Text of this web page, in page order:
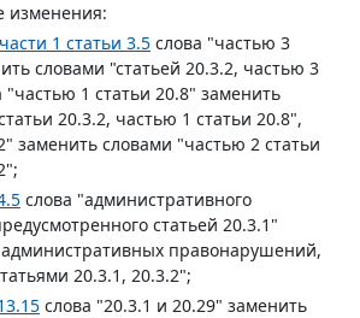
изменения:
1 статьи 3.5 слова "частью 3
словами "статьей 20.3.2, частью 3
"частью 1 статьи 20.8" заменить
20.3.2, частью 1 статьи 20.8",
заменить словами "частью 2 статьи
слова "административного
статьей 20.3.1"
правонарушений,
20.3.1, 20.3.2";
слова "20.3.1 и 20.29" заменить